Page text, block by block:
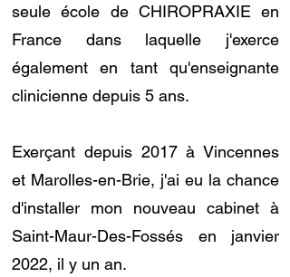
seule école de CHIROPRAXIE en
France dans laquelle j'exerce
également en tant qu'enseignante
clinicienne depuis 5 ans.
Exerçant depuis 2017 à Vincennes
et Marolles-en-Brie, j'ai eu la chance
d'installer mon nouveau cabinet à
Saint-Maur-Des-Fossés en janvier
2022, il y un an.